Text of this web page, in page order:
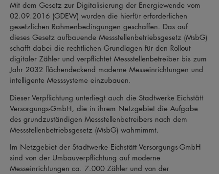
Mit dem Gesetz zur Digitalisierung der Energiewende vom
02.09.2016 (GDEW) wurden die hierfür erforderlichen
gesetzlichen Rahmenbedingungen geschaffen. Das auf
dieses Gesetz aufbauende Messstellenbetriebsgesetz (MsbG)
schafft dabei die rechtlichen Grundlagen für den Rollout
digitaler Zähler und verpflichtet Messstellenbetreiber bis zum
Jahr 2032 flächendeckend moderne Messeinrichtungen und
intelligente Messsysteme einzubauen.
Dieser Verpflichtung unterliegt auch die Stadtwerke Eichstätt
Versorgungs-GmbH, die in ihrem Netzgebiet die Aufgabe
des grundzuständigen Messstellenbetreibers nach dem
Messstellenbetriebsgesetz (MsbG) wahrnimmt.
Im Netzgebiet der Stadtwerke Eichstätt Versorgungs-GmbH
sind von der Umbauverpflichtung auf moderne
Messeinrichtungen ca. 7.000 Zähler und von der